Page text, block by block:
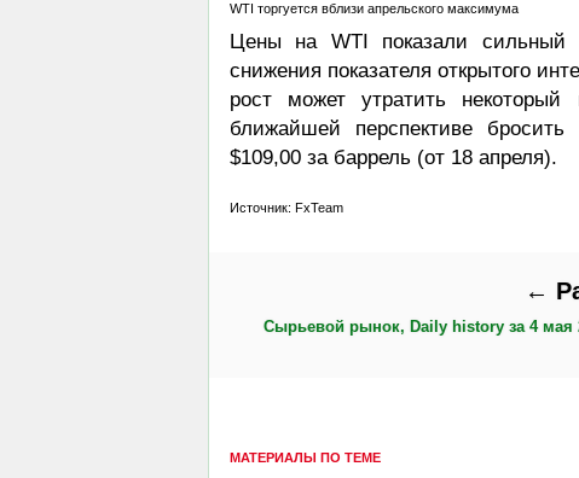
WTI торгуется вблизи апрельского максимума
Цены на WTI показали сильный
снижения показателя открытого
рост может утратить
ближайшей перспективе
$109,00 за баррель (от 18 апреля).
Источник: FxTeam
←
Сырьевой рынок, Daily history за 4 мая
МАТЕРИАЛЫ ПО ТЕМЕ